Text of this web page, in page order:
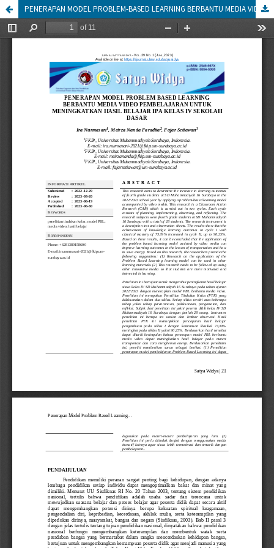
PENERAPAN MODEL PROBLEM-BASED LEARNING BERBANTU MEDIA VIDEO PEMBELAJARAN UNTUK MENINGKATKAN HASIL BELAJAR IPA SISWA KELAS IV SEKOLAH DASAR